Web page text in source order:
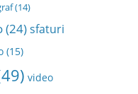
(14)
(24)sfaturi
(15)
video